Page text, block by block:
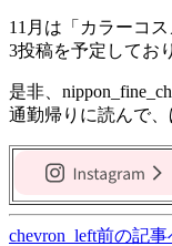
11月は「カラーコ
3投稿を予定してお
是非、
通勤帰りに読んで、
chevron_left前の記事